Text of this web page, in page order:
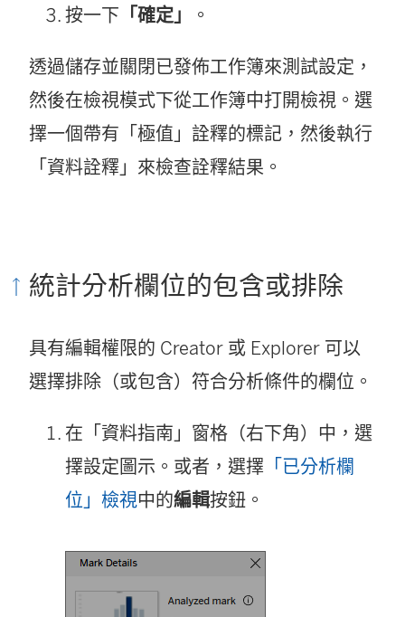
按一下 「確定」 。
透過儲存並關閉已發佈工作簿來測試設定，
然後在檢視模式下從工作簿中打開檢視。選
擇一個帶有「極值」詮釋的標記，然後執行
「資料詮釋」來檢查詮釋結果。
統計分析欄位的包含或排除
具有編輯權限的 Creator 或 Explorer 可以
選擇排除（或包含）符合分析條件的欄位。
在「資料指南」窗格（右下角）中，選
擇設定圖示。或者，選擇 「已分析欄
位」檢視中的編輯按鈕。